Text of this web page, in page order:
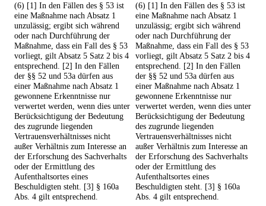
(6) [1] In den Fällen des § 53 ist
eine Maßnahme nach Absatz 1
unzulässig; ergibt sich während
oder nach Durchführung der
Maßnahme, dass ein Fall des § 53
vorliegt, gilt Absatz 5 Satz 2 bis 4
entsprechend. [2] In den Fällen
der §§ 52 und 53a dürfen aus
einer Maßnahme nach Absatz 1
gewonnene Erkenntnisse nur
verwertet werden, wenn dies unter
Berücksichtigung der Bedeutung
des zugrunde liegenden
Vertrauensverhältnisses nicht
außer Verhältnis zum Interesse an
der Erforschung des Sachverhalts
oder der Ermittlung des
Aufenthaltsortes eines
Beschuldigten steht. [3] § 160a
Abs. 4 gilt entsprechend.
(6) [1] In den Fällen des § 53 ist
eine Maßnahme nach Absatz 1
unzulässig; ergibt sich während
oder nach Durchführung der
Maßnahme, dass ein Fall des § 53
vorliegt, gilt Absatz 5 Satz 2 bis 4
entsprechend. [2] In den Fällen
der §§ 52 und 53a dürfen aus
einer Maßnahme nach Absatz 1
gewonnene Erkenntnisse nur
verwertet werden, wenn dies unter
Berücksichtigung der Bedeutung
des zugrunde liegenden
Vertrauensverhältnisses nicht
außer Verhältnis zum Interesse an
der Erforschung des Sachverhalts
oder der Ermittlung des
Aufenthaltsortes eines
Beschuldigten steht. [3] § 160a
Abs. 4 gilt entsprechend.